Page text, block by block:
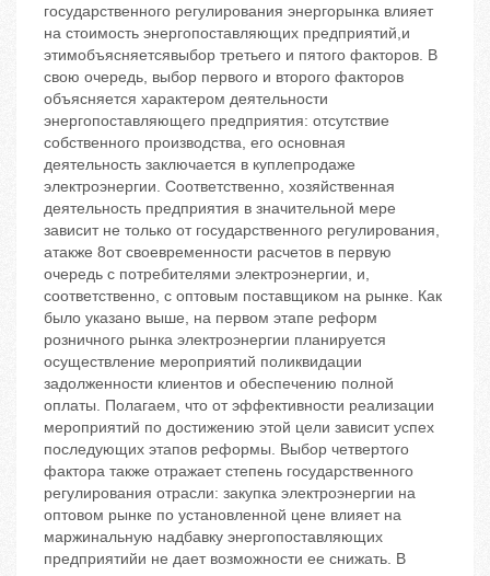
государственного регулирования энергорынка влияет
на стоимость энергопоставляющих предприятий,и
этимобъясняетсявыбор третьего и пятого факторов. В
свою очередь, выбор первого и второго факторов
объясняется характером деятельности
энергопоставляющего предприятия: отсутствие
собственного производства, его основная
деятельность заключается в куплепродаже
электроэнергии. Соответственно, хозяйственная
деятельность предприятия в значительной мере
зависит не только от государственного регулирования,
атакже 8от своевременности расчетов в первую
очередь с потребителями электроэнергии, и,
соответственно, с оптовым поставщиком на рынке. Как
было указано выше, на первом этапе реформ
розничного рынка электроэнергии планируется
осуществление мероприятий поликвидации
задолженности клиентов и обеспечению полной
оплаты. Полагаем, что от эффективности реализации
мероприятий по достижению этой цели зависит успех
последующих этапов реформы. Выбор четвертого
фактора также отражает степень государственного
регулирования отрасли: закупка электроэнергии на
оптовом рынке по установленной цене влияет на
маржинальную надбавку энергопоставляющих
предприятийи не дает возможности ее снижать. В